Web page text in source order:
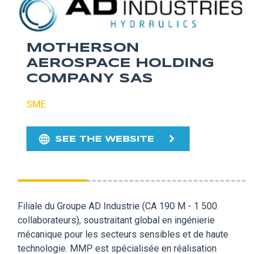
MOTHERSON
AEROSPACE HOLDING
COMPANY SAS
SME
SEE THE WEBSITE
Filiale du Groupe AD Industrie (CA 190 M - 1 500
collaborateurs), soustraitant global en ingénierie
mécanique pour les secteurs sensibles et de haute
technologie. MMP est spécialisée en réalisation